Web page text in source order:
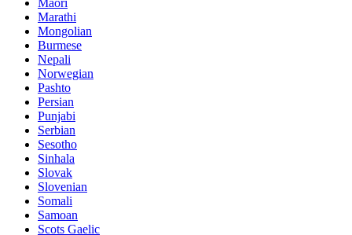
Maori
Marathi
Mongolian
Burmese
Nepali
Norwegian
Pashto
Persian
Punjabi
Serbian
Sesotho
Sinhala
Slovak
Slovenian
Somali
Samoan
Scots Gaelic